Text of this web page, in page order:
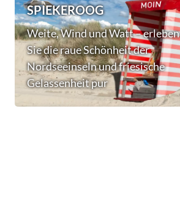
SPIEKEROOG
Weite, Wind und Watt – erleben
Sie die raue Schönheit der
Nordseeinseln und friesische
Gelassenheit pur